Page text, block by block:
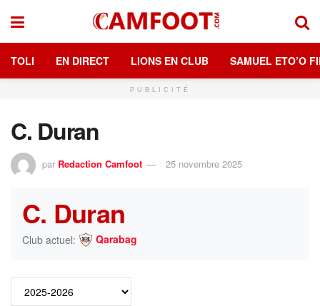
TOLI EN DIRECT LIONS EN CLUB SAMUEL ETO’O
PUBLICITÉ
C. Duran
par Redaction Camfoot 25 novembre 2025
C. Duran
Club actuel: Qarabag